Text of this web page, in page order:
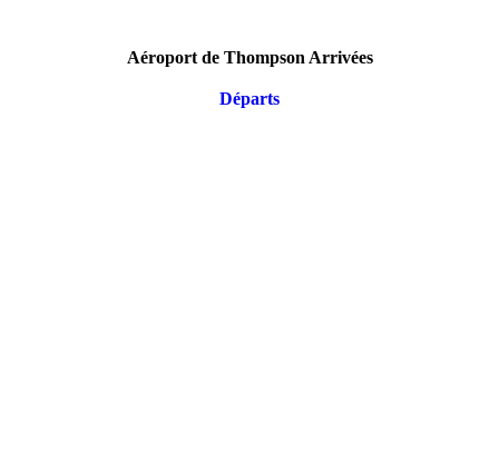
Aéroport de Thompson Arrivées
Départs